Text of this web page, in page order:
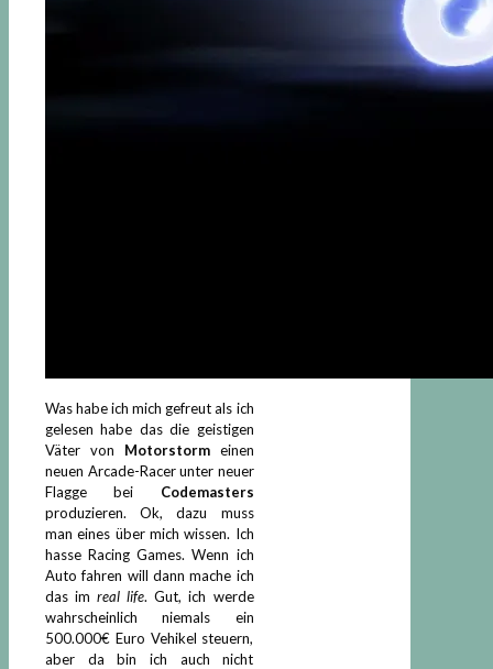
Was habe ich mich gefreut als ich
gelesen habe das die geistigen
Väter von Motorstormeinen
neuen Arcade-Racer unter neuer
Flagge bei Codemasters
produzieren. Ok, dazu muss
man eines über mich wissen. Ich
hasse Racing Games. Wenn ich
Auto fahren will dann mache ich
das imreal life. Gut, ich werde
wahrscheinlich niemals ein
500.000€ Euro Vehikel steuern,
aber da bin ich auch nicht